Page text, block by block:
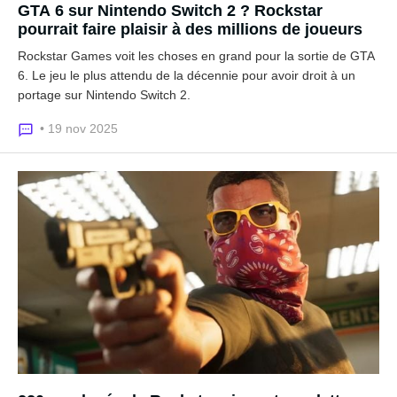
GTA 6 sur Nintendo Switch 2 ? Rockstar
pourrait faire plaisir à des millions de joueurs
Rockstar Games voit les choses en grand pour la sortie de GTA
6. Le jeu le plus attendu de la décennie pour avoir droit à un
portage sur Nintendo Switch 2.
• 19 nov 2025